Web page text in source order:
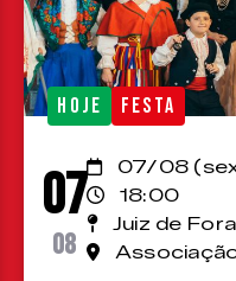
HOJE FESTA
07
08
07/08
18:00
Juiz de Fora